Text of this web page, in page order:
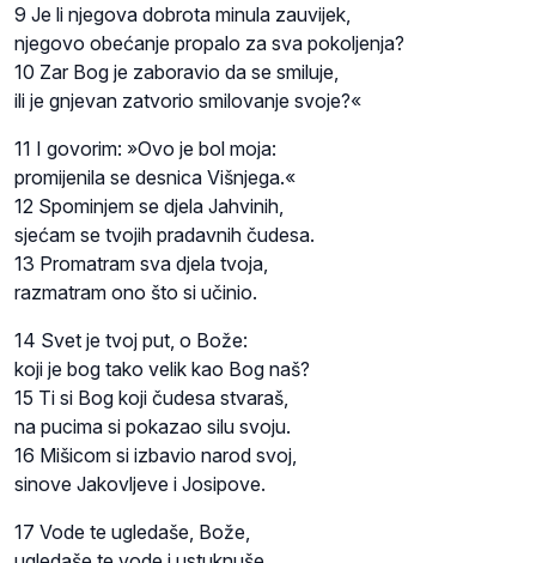
9 Je li njegova dobrota minula zauvijek,
njegovo obećanje propalo za sva pokoljenja?
10 Zar Bog je zaboravio da se smiluje,
ili je gnjevan zatvorio smilovanje svoje?«
11 I govorim: »Ovo je bol moja:
promijenila se desnica Višnjega.«
12 Spominjem se djela Jahvinih,
sjećam se tvojih pradavnih čudesa.
13 Promatram sva djela tvoja,
razmatram ono što si učinio.
14 Svet je tvoj put, o Bože:
koji je bog tako velik kao Bog naš?
15 Ti si Bog koji čudesa stvaraš,
na pucima si pokazao silu svoju.
16 Mišicom si izbavio narod svoj,
sinove Jakovljeve i Josipove.
17 Vode te ugledaše, Bože,